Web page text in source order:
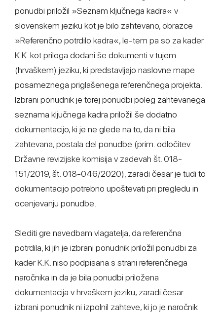
ponudbi priložil »Seznam ključnega kadra« v
slovenskem jeziku kot je bilo zahtevano, obrazce
»Referenčno potrdilo kadra«, le-tem pa so za kader
K.K. kot priloga dodani še dokumenti v tujem
(hrvaškem) jeziku, ki predstavljajo naslovne mape
posameznega priglašenega referenčnega projekta.
Izbrani ponudnik je torej ponudbi poleg zahtevanega
seznama ključnega kadra priložil še dodatno
dokumentacijo, ki je ne glede na to, da ni bila
zahtevana, postala del ponudbe (prim. odločitev
Državne revizijske komisija v zadevah št. 018-
151/2019, št. 018-046/2020), zaradi česar je tudi to
dokumentacijo potrebno upoštevati pri pregledu in
ocenjevanju ponudbe.
Slediti gre navedbam vlagatelja, da referenčna
potrdila, ki jih je izbrani ponudnik priložil ponudbi za
kader K.K. niso podpisana s strani referenčnega
naročnika in da je bila ponudbi priložena
dokumentacija v hrvaškem jeziku, zaradi česar
izbrani ponudnik ni izpolnil zahteve, ki jo je naročnik